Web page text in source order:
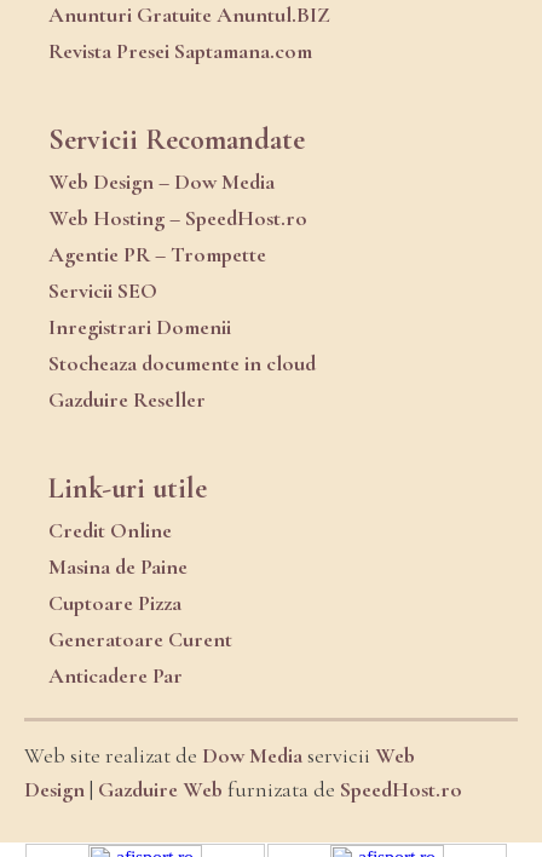
Anunturi Gratuite Anuntul.BIZ
Revista Presei Saptamana.com
Servicii Recomandate
Web Design – Dow Media
Web Hosting – SpeedHost.ro
Agentie PR – Trompette
Servicii SEO
Inregistrari Domenii
Stocheaza documente in cloud
Gazduire Reseller
Link-uri utile
Credit Online
Masina de Paine
Cuptoare Pizza
Generatoare Curent
Anticadere Par
Web site realizat de Dow Mediaservicii Web
Design| Gazduire Web furnizata de SpeedHost.ro